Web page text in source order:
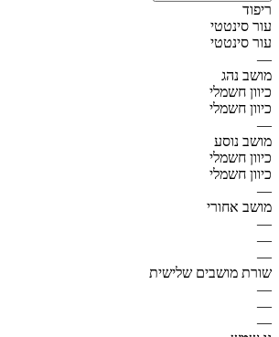
ריפוד
עור סינטטי
עור סינטטי
—
מושב נהג
כיוון חשמלי
כיוון חשמלי
—
מושב נוסע
כיוון חשמלי
כיוון חשמלי
—
מושב אחורי
—
—
—
שורת מושבים שלישית
—
—
—